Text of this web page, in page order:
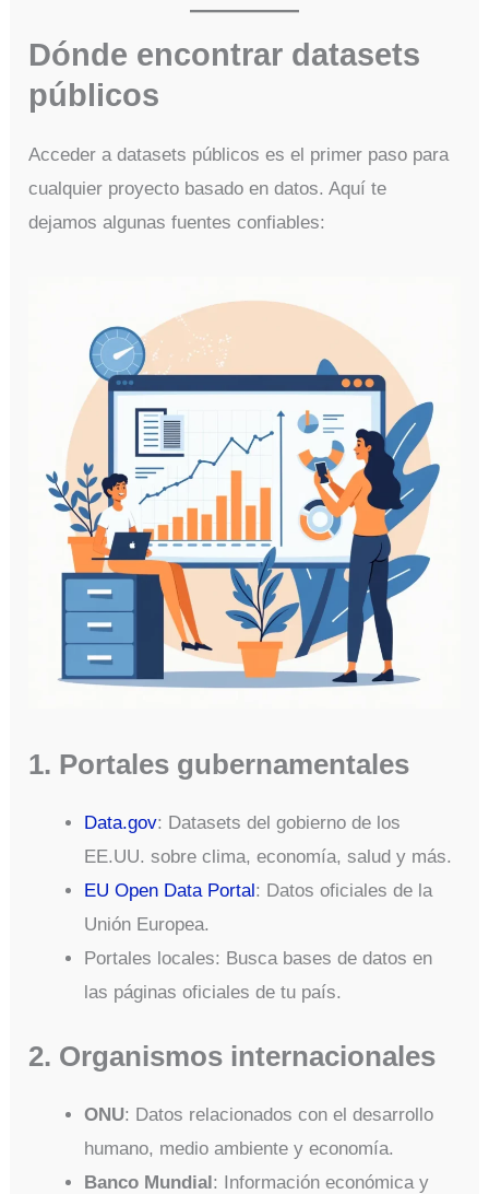
Dónde encontrar datasets
públicos
Acceder a datasets públicos es el primer paso para
cualquier proyecto basado en datos. Aquí te
dejamos algunas fuentes confiables:
1. Portales gubernamentales
Data.gov: Datasets del gobierno de los
EE.UU. sobre clima, economía, salud y más.
EU Open Data Portal : Datos oficiales de la
Unión Europea.
Portales locales: Busca bases de datos en
las páginas oficiales de tu país.
2. Organismos internacionales
ONU: Datos relacionados con el desarrollo
humano, medio ambiente y economía.
Banco Mundial: Información económica y